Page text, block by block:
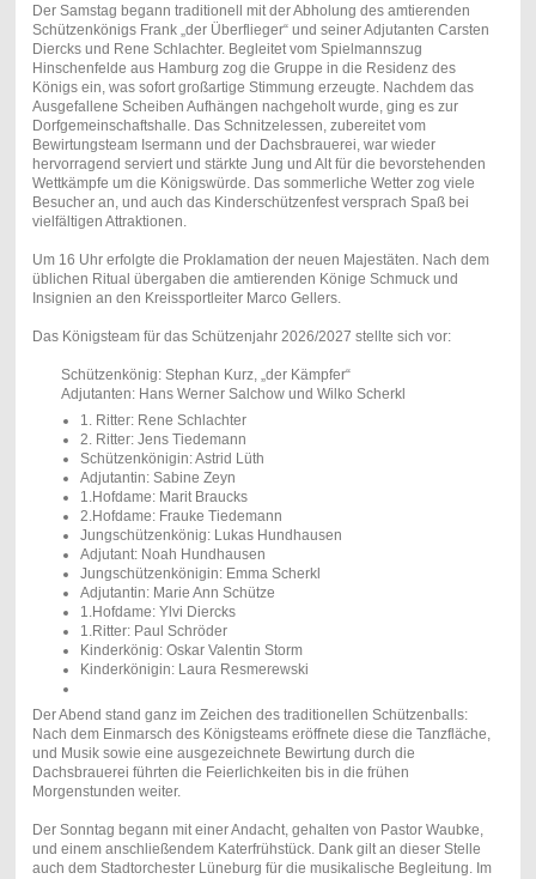
Der Samstag begann traditionell mit der Abholung des amtierenden
Schützenkönigs Frank „der Überflieger“ und seiner Adjutanten Carsten
Diercks und Rene Schlachter. Begleitet vom Spielmannszug
Hinschenfelde aus Hamburg zog die Gruppe in die Residenz des
Königs ein, was sofort großartige Stimmung erzeugte. Nachdem das
Ausgefallene Scheiben Aufhängen nachgeholt wurde, ging es zur
Dorfgemeinschaftshalle. Das Schnitzelessen, zubereitet vom
Bewirtungsteam Isermann und der Dachsbrauerei, war wieder
hervorragend serviert und stärkte Jung und Alt für die bevorstehenden
Wettkämpfe um die Königswürde. Das sommerliche Wetter zog viele
Besucher an, und auch das Kinderschützenfest versprach Spaß bei
vielfältigen Attraktionen.
Um 16 Uhr erfolgte die Proklamation der neuen Majestäten. Nach dem
üblichen Ritual übergaben die amtierenden Könige Schmuck und
Insignien an den Kreissportleiter Marco Gellers.
Das Königsteam für das Schützenjahr 2026/2027 stellte sich vor:
Schützenkönig: Stephan Kurz, „der Kämpfer“
Adjutanten: Hans Werner Salchow und Wilko Scherkl
1. Ritter: Rene Schlachter
2. Ritter: Jens Tiedemann
Schützenkönigin: Astrid Lüth
Adjutantin: Sabine Zeyn
1.Hofdame: Marit Braucks
2.Hofdame: Frauke Tiedemann
Jungschützenkönig: Lukas Hundhausen
Adjutant: Noah Hundhausen
Jungschützenkönigin: Emma Scherkl
Adjutantin: Marie Ann Schütze
1.Hofdame: Ylvi Diercks
1.Ritter: Paul Schröder
Kinderkönig: Oskar Valentin Storm
Kinderkönigin: Laura Resmerewski
Der Abend stand ganz im Zeichen des traditionellen Schützenballs:
Nach dem Einmarsch des Königsteams eröffnete diese die Tanzfläche,
und Musik sowie eine ausgezeichnete Bewirtung durch die
Dachsbrauerei führten die Feierlichkeiten bis in die frühen
Morgenstunden weiter.
Der Sonntag begann mit einer Andacht, gehalten von Pastor Waubke,
und einem anschließendem Katerfrühstück. Dank gilt an dieser Stelle
auch dem Stadtorchester Lüneburg für die musikalische Begleitung. Im